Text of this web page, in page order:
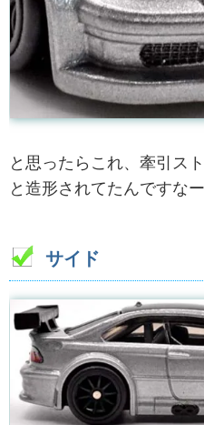
と思ったらこれ、牽引ス
と造形されてたんですなー
サイド